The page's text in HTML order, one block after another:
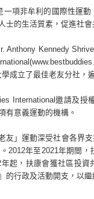
一項非牟利的國際性運
士的生活質素，促進社會
Anthony Kennedy
成立了最佳老友分社，
International邀請及授
有意義運動的機構。
友」運動深受社會各界
2012年至2021年期間
起，扶康會獲社區投
的行政及活動開支，以